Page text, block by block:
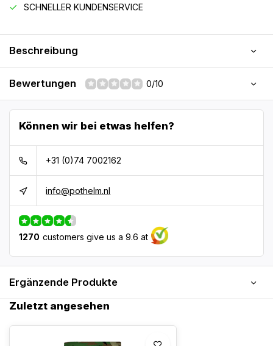
SCHNELLER KUNDENSERVICE
Beschreibung
Bewertungen 0/10
Können wir bei etwas helfen?
+31 (0)74 7002162
info@pothelm.nl
1270 customers give us a 9.6 at
Ergänzende Produkte
Zuletzt angesehen